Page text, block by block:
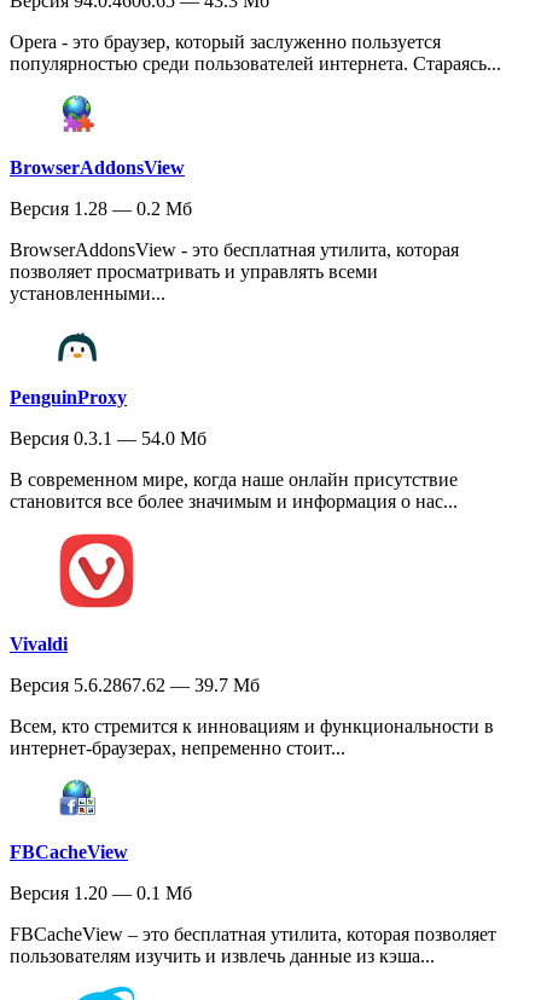
Opera - это браузер, который заслуженно пользуется
популярностью среди пользователей интернета. Стараясь...
BrowserAddonsView
Версия 1.28 — 0.2 Мб
BrowserAddonsView - это бесплатная утилита, которая
позволяет просматривать и управлять всеми
установленными...
PenguinProxy
Версия 0.3.1 — 54.0 Мб
В современном мире, когда наше онлайн присутствие
становится все более значимым и информация о нас...
Vivaldi
Версия 5.6.2867.62 — 39.7 Мб
Всем, кто стремится к инновациям и функциональности в
интернет-браузерах, непременно стоит...
FBCacheView
Версия 1.20 — 0.1 Мб
FBCacheView – это бесплатная утилита, которая позволяет
пользователям изучить и извлечь данные из кэша...